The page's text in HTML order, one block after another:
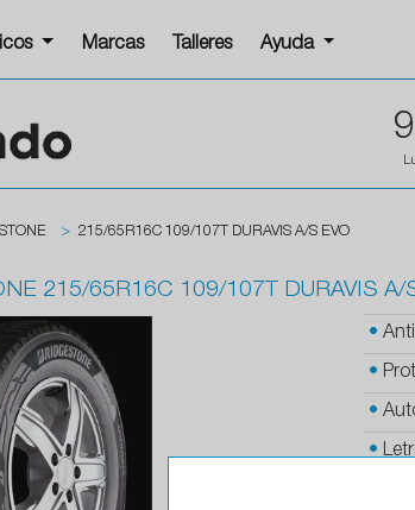
Marcas Talleres Ayuda
> 215/65R16C 109/107T DURAVIS A/S EVO
215/65R16C 109/107T DURAVIS A/
•
•
•
•